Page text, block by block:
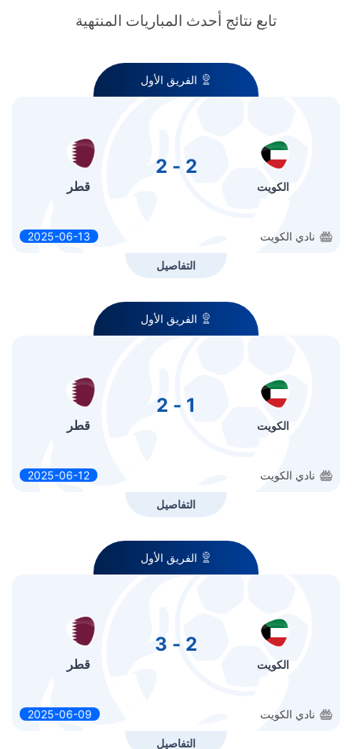
تابع نتائج أحدث المباريات المنتهية
الفريق الأول
الكويت
2 - 2
قطر
نادي الكويت 2025-06-13
التفاصيل
الفريق الأول
الكويت
1 - 2
قطر
نادي الكويت 2025-06-12
التفاصيل
الفريق الأول
الكويت
2 - 3
قطر
نادي الكويت 2025-06-09
التفاصيل